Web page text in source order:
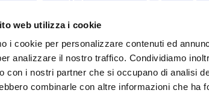
web utilizza i cookie
i cookie per personalizzare contenuti ed
analizzare il nostro traffico. Condividiamo
con i nostri partner che si occupano di analisi
combinarle con altre informazioni che ha
UNIVERSAL MUSIC ITALIA s.r.l. (Società
P.IVA IT03802730154 Iscritta al REA di
Capitale sociale Euro